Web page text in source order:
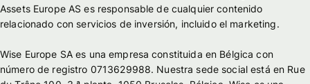
Assets Europe AS es responsable de cualquier contenido
relacionado con servicios de inversión, incluido el marketing.
Wise Europe SA es una empresa constituida en Bélgica con
número de registro 0713629988. Nuestra sede social está en Rue